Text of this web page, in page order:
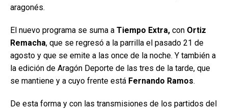
aragonés.
El nuevo programa se suma a Tiempo Extra, con Ortiz
Remacha, que se regresó a la parrilla el pasado 21 de
agosto y que se emite a las once de la noche. Y también a
la edición de Aragón Deporte de las tres de la tarde, que
se mantiene y a cuyo frente está Fernando Ramos.
De esta forma y con las transmisiones de los partidos del